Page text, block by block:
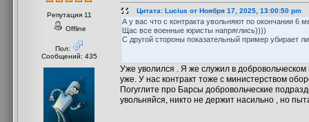
Репутация 11
Offline
Пол:
Сообщений: 435
Цитата: Lucius от Ноября 17, 2025, 13:00:50 pm
А у вас что с контракта увольняют по окончании 6
Щас все военные юристы напряглись))))
С другой стороны показательный пример убирает
Уже уволился . Я же служил в
уже. У нас контракт тоже с министерством
Погуглите про Барсы добровольческие
увольняйся, никто не держит насильно , но